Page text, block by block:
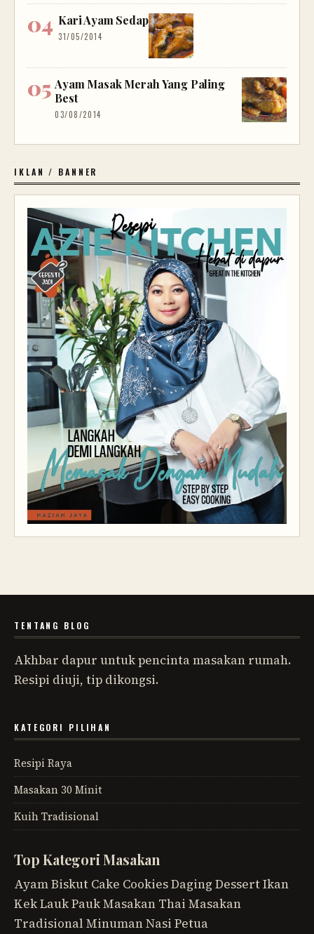
Kari Ayam Sedap
31/05/2014
Ayam Masak Merah Yang Paling
Best
03/08/2014
IKLAN / BANNER
TENTANG BLOG
Akhbar dapur untuk pencinta masakan rumah.
Resipi diuji, tip dikongsi.
KATEGORI PILIHAN
Resipi Raya
Masakan 30 Minit
Kuih Tradisional
Top Kategori Masakan
AyamBiskut Cake CookiesDaging DessertIkan
KekLauk PaukMasakan Thai Masakan
Tradisional MinumanNasi Petua